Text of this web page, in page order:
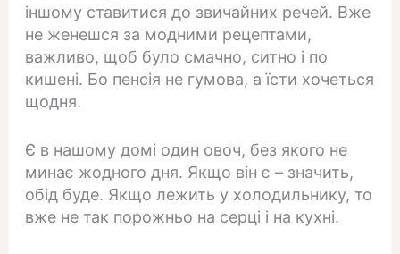
іншому ставитися до звичайних речей. Вже
не женешся за модними рецептами,
важливо, щоб було смачно, ситно і по
кишені. Бо пенсія не гумова, а їсти хочеться
щодня.
Є в нашому домі один овоч, без якого не
минає жодного дня. Якщо він є – значить,
обід буде. Якщо лежить у холодильнику, то
вже не так порожньо на серці і на кухні.